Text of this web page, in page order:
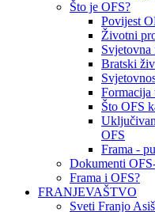
Što je OFS?
Povijest
Životni
Svjetovna
Bratski
Formacija
Što OFS
OFS
Frama -
Dokumenti
Frama i OFS?
FRANJEVAŠTVO
Sveti Franjo